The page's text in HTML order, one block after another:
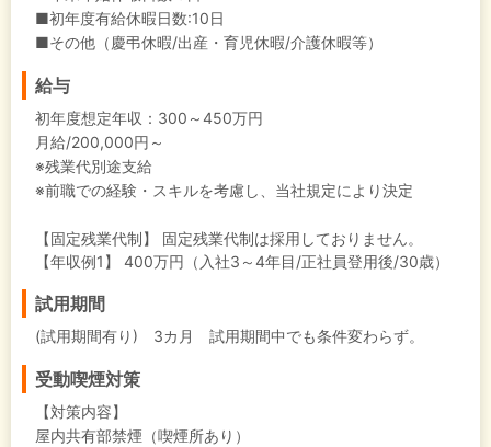
■初年度有給休暇日数:10日
■その他（慶弔休暇/出産・育児休暇/介護休暇等）
給与
初年度想定年収： 300～450万円
月給/200,000円～
※残業代別途支給
※前職での経験・スキルを考慮し、当社規定により決定
【固定残業代制】
固定残業代制は採用しておりません。
【年収例1】
400万円（入社3～4年目/正社員登用後/30歳）
試用期間
(試用期間有り) 3カ月 試用期間中でも条件変わらず。
受動喫煙対策
【対策内容】
屋内共有部禁煙（喫煙所あり）